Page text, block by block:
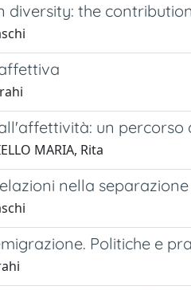
diversity: the
un
MARIA, Rita
nella
Politiche e